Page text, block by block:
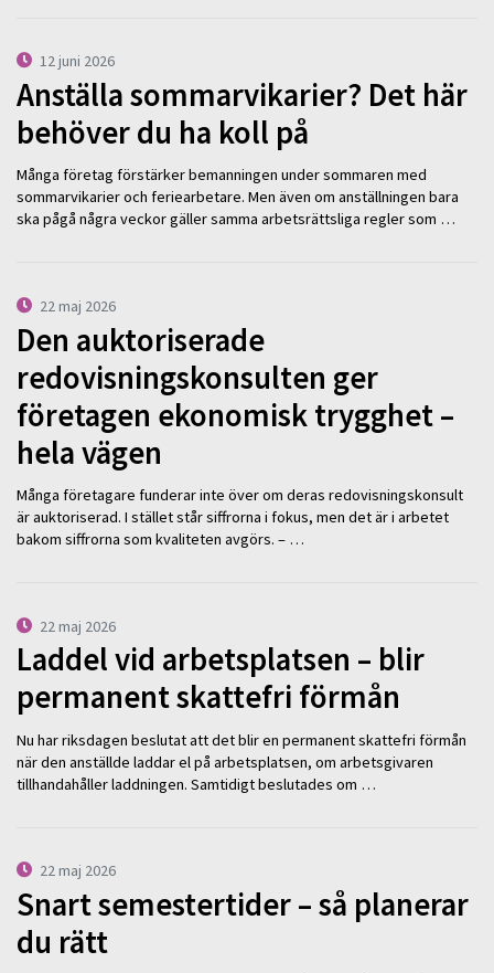
12 juni 2026
Anställa sommarvikarier? Det här
behöver du ha koll på
Många företag förstärker bemanningen under sommaren med
sommarvikarier och feriearbetare. Men även om anställningen bara
ska pågå några veckor gäller samma arbetsrättsliga regler som …
22 maj 2026
Den auktoriserade
redovisningskonsulten ger
företagen ekonomisk trygghet –
hela vägen
Många företagare funderar inte över om deras redovisningskonsult
är auktoriserad. I stället står siffrorna i fokus, men det är i arbetet
bakom siffrorna som kvaliteten avgörs. – …
22 maj 2026
Laddel vid arbetsplatsen – blir
permanent skattefri förmån
Nu har riksdagen beslutat att det blir en permanent skattefri förmån
när den anställde laddar el på arbetsplatsen, om arbetsgivaren
tillhandahåller laddningen. Samtidigt beslutades om …
22 maj 2026
Snart semestertider – så planerar
du rätt